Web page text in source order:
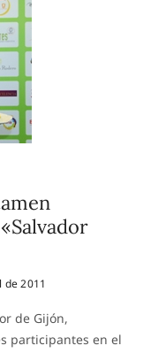
de 2011
de Gijón,
participantes en el